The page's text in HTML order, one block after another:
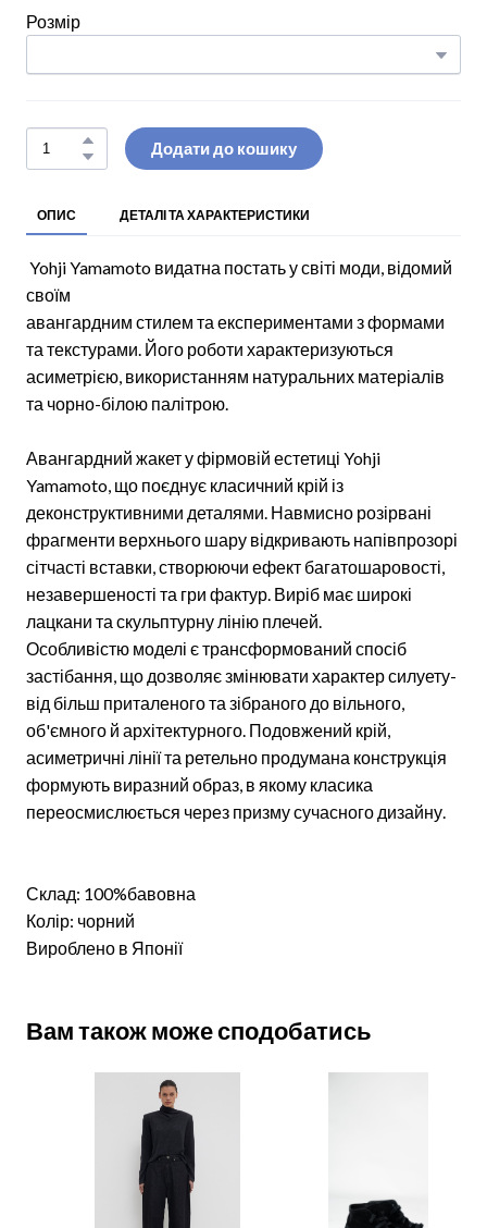
Розмір
Додати до кошику
ОПИС ДЕТАЛІ ТА ХАРАКТЕРИСТИКИ
Yohji Yamamoto видатна постать у світі моди, відомий
своїм
авангардним стилем та експериментами з формами
та текстурами. Його роботи характеризуються
асиметрією, використанням натуральних матеріалів
та чорно-білою палітрою.
Авангардний жакет у фірмовій естетиці Yohji
Yamamoto, що поєднує класичний крій із
деконструктивними деталями. Навмисно розірвані
фрагменти верхнього шару відкривають напівпрозорі
сітчасті вставки, створюючи ефект багатошаровості,
незавершеності та гри фактур. Виріб має широкі
лацкани та скульптурну лінію плечей.
Особливістю моделі є трансформований спосіб
застібання, що дозволяє змінювати характер силуету-
від більш приталеного та зібраного до вільного,
об'ємного й архітектурного. Подовжений крій,
асиметричні лінії та ретельно продумана конструкція
формують виразний образ, в якому класика
переосмислюється через призму сучасного дизайну.
Склад: 100%бавовна
Колір: чорний
Вироблено в Японії
Вам також може сподобатись